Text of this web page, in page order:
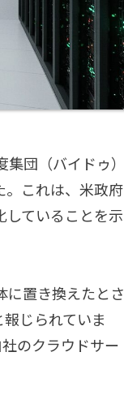
団（バイドゥ）
。これは、米政府
ていることを示
に置き換えたとさ
じられていま
のクラウドサー